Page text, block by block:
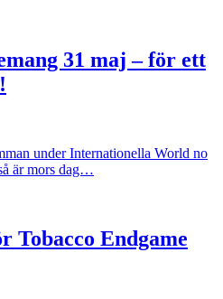
31 maj – för ett
under Internationella World no
är mors dag…
Tobacco Endgame